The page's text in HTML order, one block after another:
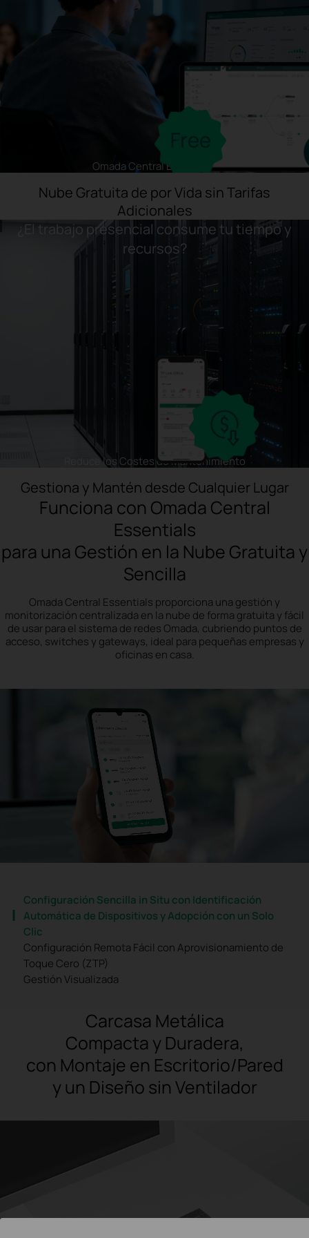
Omada Central Essentials
Nube Gratuita de por Vida sin Tarifas
Adicionales
¿El trabajo presencial consume tu tiempo y
recursos?
Reduce los Costes de Mantenimiento
Gestiona y Mantén desde Cualquier Lugar
Funciona con Omada Central
Essentials
para una Gestión en la Nube Gratuita y
Sencilla
Omada Central Essentials proporciona una gestión y
monitorización centralizada en la nube de forma gratuita y fácil
de usar para el sistema de redes Omada, cubriendo puntos de
acceso, switches y gateways, ideal para pequeñas empresas y
oficinas en casa.
Configuración Sencilla in Situ con Identificación
Automática de Dispositivos y Adopción con un Solo
Clic
Configuración Remota Fácil con Aprovisionamiento de
Toque Cero (ZTP)
Gestión Visualizada
Carcasa Metálica
Compacta y Duradera,
con Montaje en Escritorio/Pared
y un Diseño sin Ventilador